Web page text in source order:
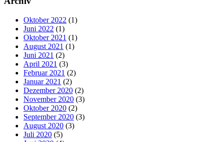
Oktober 2022 (1)
Juni 2022 (1)
Oktober 2021 (1)
August 2021 (1)
Juni 2021 (2)
April 2021 (3)
Februar 2021 (2)
Januar 2021 (2)
Dezember 2020 (2)
November 2020 (3)
Oktober 2020 (2)
September 2020 (3)
August 2020 (3)
Juli 2020 (5)